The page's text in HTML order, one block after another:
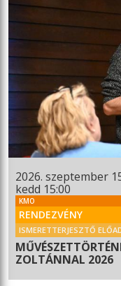
2026. szeptember
kedd 15:00
KMO
RENDEZVÉNY
ISMERETTERJESZTŐ
ZOLTÁNNAL 2026